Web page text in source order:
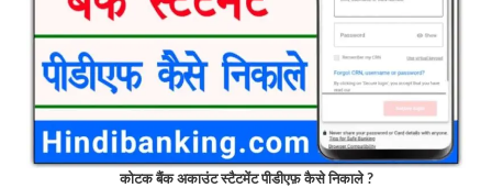
कोटक बैंक अकाउंट स्टैटमेंट पीडीएफ़ कैसे निकाले ?